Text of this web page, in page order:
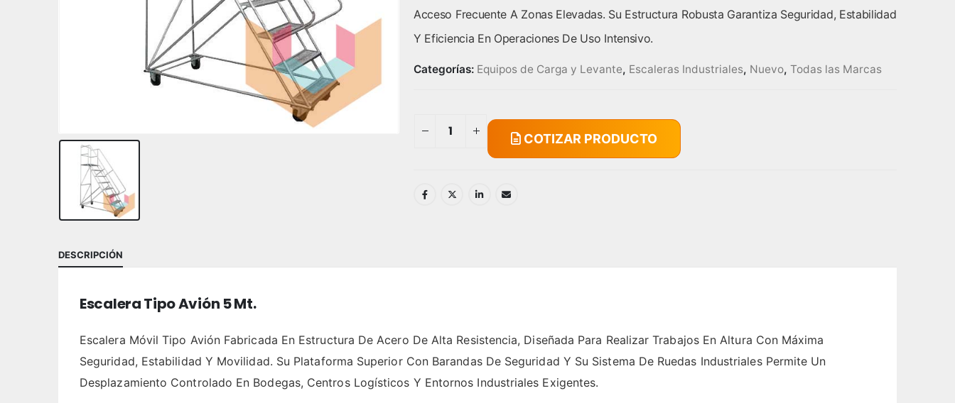
Acceso Frecuente A Zonas Elevadas. Su Estructura Robusta Garantiza Seguridad, Estabilidad
Y Eficiencia En Operaciones De Uso Intensivo.
Categorías: Equipos de Carga y Levante, Escaleras Industriales, Nuevo, Todas las Marcas
COTIZAR PRODUCTO
DESCRIPCIÓN
Escalera Tipo Avión 5 Mt.
Escalera Móvil Tipo Avión Fabricada En Estructura De Acero De Alta Resistencia, Diseñada Para Realizar Trabajos En Altura Con Máxima
Seguridad, Estabilidad Y Movilidad. Su Plataforma Superior Con Barandas De Seguridad Y Su Sistema De Ruedas Industriales Permite Un
Desplazamiento Controlado En Bodegas, Centros Logísticos Y Entornos Industriales Exigentes.